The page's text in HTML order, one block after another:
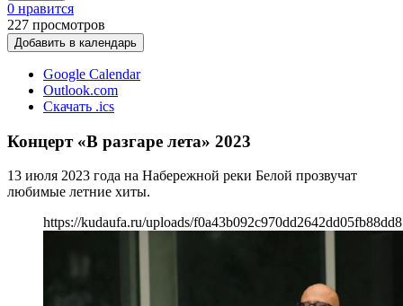
0 нравится
227 просмотров
Добавить в календарь
Google Calendar
Outlook.com
Скачать .ics
Концерт «В разгаре лета» 2023
13 июля 2023 года на Набережной реки Белой прозвучат
любимые летние хиты.
https://kudaufa.ru/uploads/